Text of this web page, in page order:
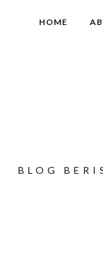
HOME
BLOG